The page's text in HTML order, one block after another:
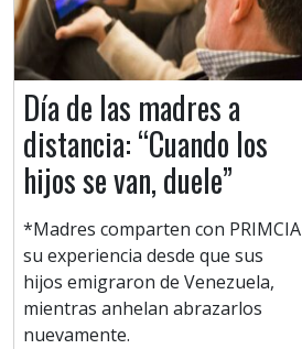
Día de las madres a
distancia: “Cuando los
hijos se van, duele”
*Madres comparten con PRIMCIA
su experiencia desde que sus
hijos emigraron de Venezuela,
mientras anhelan abrazarlos
nuevamente.